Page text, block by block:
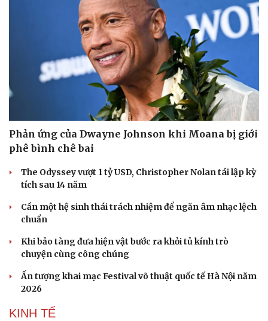
Lịch thi đấu bóng đá
Hậu trường
Ô tô
Xe máy
Tư vấn
Phản ứng của Dwayne Johnson khi Moana bị giới
phê bình chê bai
The Odyssey vượt 1 tỷ USD, Christopher Nolan tái lập kỳ
tích sau 14 năm
Cần một hệ sinh thái trách nhiệm để ngăn âm nhạc lệch
chuẩn
Khi bảo tàng đưa hiện vật bước ra khỏi tủ kính trò
chuyện cùng công chúng
Ấn tượng khai mạc Festival võ thuật quốc tế Hà Nội năm
2026
KINH TẾ